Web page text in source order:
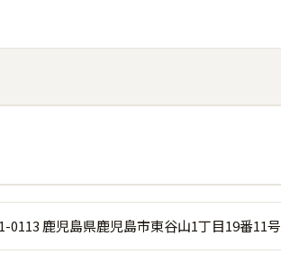
0113 鹿児島県鹿児島市東谷山1丁目19番11号